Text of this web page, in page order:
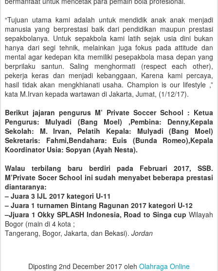
“Tujuan utama kami adalah untuk mendidik anak anak menjadi
manusia yang berprestasi baik dari pendidikan maupun prestasi
sepakbolanya. Untuk sepakbola kami latih sejak usia dini bukan
hanya dari segi tehnik, melainkan juga fokus pada attitude dan
mental agar kedepan kita memiliki pesepakbola masa depan yang
berprilaku santun. Saling menghormati (respect each other),
pekerja keras dan menjadi kebanggaan, Karena kami percaya,
hasil tidak akan mengkhianati usaha. Champion is our lifestyle ,”
kata M.Irvan kepada wartawan di Jakarta, Jumat, (1/12/17).
Berikut jajaran pengurus M’ Private Soccer School : Ketua
Pengurus: Mulyadi (Bang Moel) ,Pembina: Denny,Kepala
Sekolah: M. Irvan, Pelatih Kepala: Mulyadi (Bang Moel)
Sekretaris: Fahmi,Bendahara: Euis (Bunda Romeo),Kepala
Koordinator Usia: Sopyan (Ayah Nesta).
Walau terbilang baru berdiri pada Februari 2017, SSB.
M’Private Socer School ini sudah menyabet beberapa prestasi
diantaranya:
– Juara 3 IJL 2017 kategori U-11
– Juara 1 turnamen Bintang Ragunan 2017 kategori U-12
–Jjuara 1 Okky SPLASH Indonesia, Road to Singa cup Wilayah
Bogor (main di 4 kota ;
Tangerang, Bogor, Jakarta, dan Bekasi). Jordan
Diposting 2nd December 2017 oleh Olahraga Online